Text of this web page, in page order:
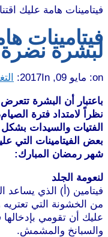
فيتامينات هامة عليك
فيتامينات
لبشرة
on: مايو 09, 2017 In:
باعتبار أن البشرة
نظراً لامتداد فترة
الفتيات والسيدات
بعض الفيتامينات التي
شهر رمضان المبارك:
لنعومة الجلد
فيتامين (أ) الذي يساعد
من الخشونة التي
عليك أن تقومي
والسبانخ والمشمش.